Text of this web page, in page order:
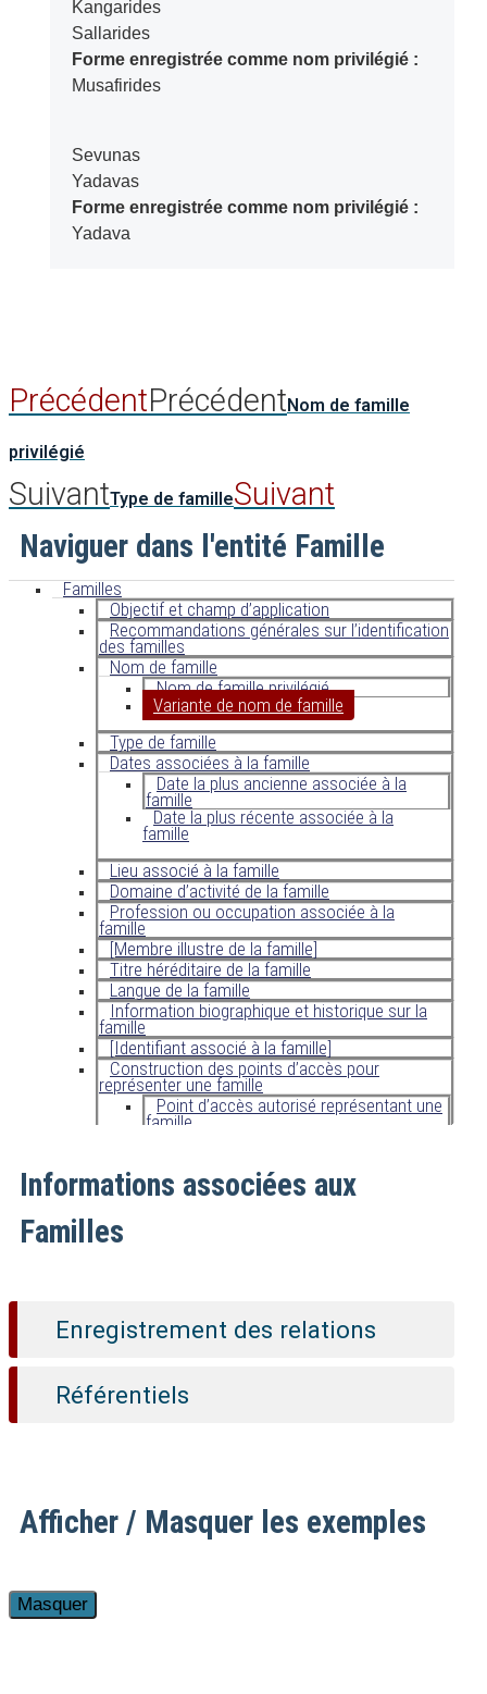
Kangarides
Sallarides
Forme enregistrée comme nom privilégié :
Musafirides
Sevunas
Yadavas
Forme enregistrée comme nom privilégié :
Yadava
PrécédentPrécédent Nom de famille
privilégié
SuivantType de familleSuivant
Naviguer dans l'entité Famille
Familles
Objectif et champ d’application
Recommandations générales sur l’identification
des familles
Nom de famille
Nom de famille privilégié
Variante de nom de famille
Type de famille
Dates associées à la famille
Date la plus ancienne associée à la
famille
Date la plus récente associée à la
famille
Lieu associé à la famille
Domaine d’activité de la famille
Profession ou occupation associée à la
famille
[Membre illustre de la famille]
Titre héréditaire de la famille
Langue de la famille
Information biographique et historique sur la
famille
[Identifiant associé à la famille]
Construction des points d’accès pour
représenter une famille
Point d’accès autorisé représentant une
famille
Règles de ponctuation pour la construction des
Informations associées aux
Familles
Enregistrement des relations
Référentiels
Afficher / Masquer les exemples